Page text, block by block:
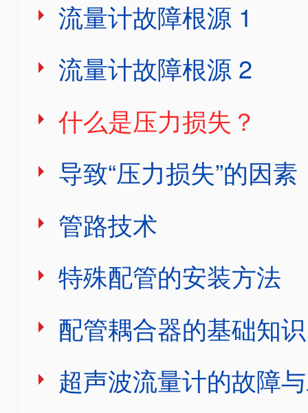
流量计故障根源 1
流量计故障根源 2
什么是压力损失？
导致“压力损失”的因素
管路技术
特殊配管的安装方法
配管耦合器的基础知识
超声波流量计的故障